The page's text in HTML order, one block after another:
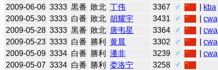
2009-06-06 3333 黒番 敗北 丁伟 3367 ♂ kba
2009-05-30 3333 白番 敗北 胡耀宇 3431 ♂ |cwa
2009-05-28 3333 黒番 敗北 唐韦星 3364 ♂ |cwa
2009-05-23 3333 白番 勝利 黄晨 3302 ♂ |cwa
2009-05-09 3334 白番 勝利 潘非 3239 ♂ |cwa
2009-05-07 3334 白番 勝利 娄洛宁 3258 ♂